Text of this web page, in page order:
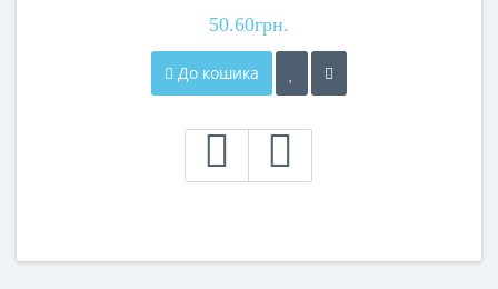
50.60грн.
До кошика